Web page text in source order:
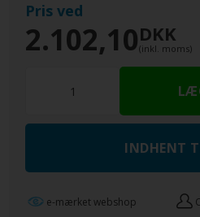
Pris ved
2.102,10DKK
(inkl. moms)
INDHENT
e-mærket webshop